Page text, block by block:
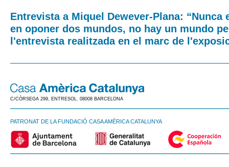
Entrevista a Miquel Dewever-Plana: “Nunca
en oponer dos mundos, no hay un mundo
l'entrevista realitzada en el marc de
C/CÒRSEGA 299, ENTRESOL. 08008 BARCELONA
PATRONAT DE LA FUNDACIÓ CASA AMÈRICA CATALUNYA